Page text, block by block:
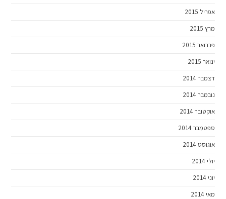
אפריל 2015
מרץ 2015
פברואר 2015
ינואר 2015
דצמבר 2014
נובמבר 2014
אוקטובר 2014
ספטמבר 2014
אוגוסט 2014
יולי 2014
יוני 2014
מאי 2014